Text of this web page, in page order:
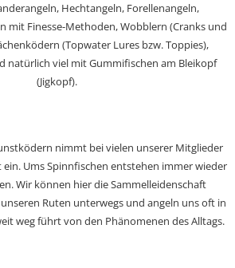
Hechtangeln, Forellenangeln,
mit Finesse-Methoden, Wobblern (Cranks und
(Topwater Lures bzw. Toppies),
natürlich viel mit Gummifischen am Bleikopf
(Jigkopf).
nimmt bei vielen unserer Mitglieder
Ums Spinnfischen entstehen immer wieder
Wir können hier die Sammelleidenschaft
Ruten unterwegs und angeln uns oft in
weg führt von den Phänomenen des Alltags.